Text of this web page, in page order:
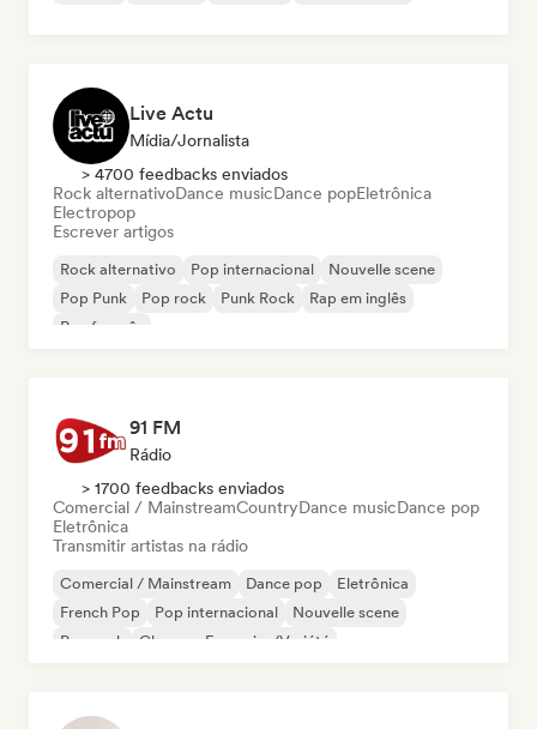
Live Actu
Mídia/Jornalista
> 4700 feedbacks enviados
Rock alternativoDance musicDance popEletrônica
Electropop
Escrever artigos
Rock alternativo Pop internacional
Nouvelle scene
Pop Punk
Pop rock Punk Rock
Rap em inglês
Rap francês
91 FM
Rádio
> 1700 feedbacks enviados
Comercial / MainstreamCountryDance musicDance pop
Eletrônica
Transmitir artistas na rádio
Comercial / Mainstream Dance pop
Eletrônica
French Pop
Pop internacional
Nouvelle scene
Pop rock
Chanson Française/Variété